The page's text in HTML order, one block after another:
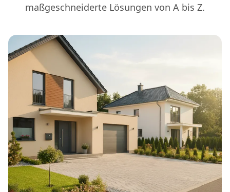
maßgeschneiderte Lösungen von A bis Z.